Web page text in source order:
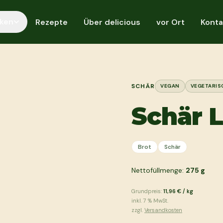
Rezepte Über delicious vor Ort
SCHÄR VEGAN
Schär
Brot Schär
Nettofüllmenge: 275 g
Grundpreis: 11,96 € / kg
inkl. 7 % MwSt.
zzgl. Versandkosten